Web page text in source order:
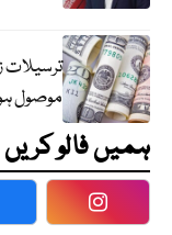
موصول
ہمیں فالو کریں